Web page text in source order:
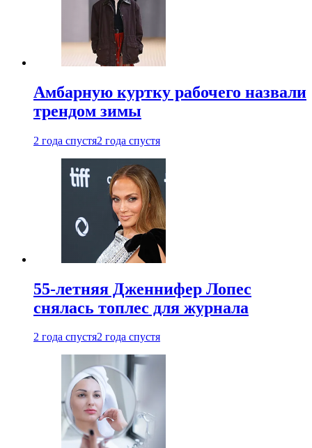
Амбарную куртку рабочего назвали
трендом зимы
2 года спустя2 года спустя
55-летняя Дженнифер Лопес
снялась топлес для журнала
2 года спустя2 года спустя